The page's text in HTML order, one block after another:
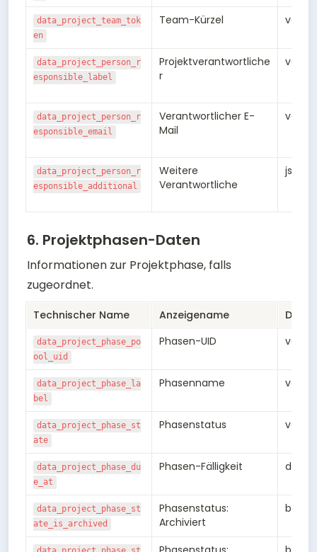
data_project_team_tok
en
Team-Kürzel
data_project_person_r
esponsible_label
Projektverantwortliche
r
data_project_person_r
esponsible_email
Verantwortlicher E-
Mail
data_project_person_r
esponsible_additional
Weitere
Verantwortliche
jsonb
6. Projektphasen-Daten
Informationen zur Projektphase, falls
zugeordnet.
Technischer Name Anzeigename
data_project_phase_po
ool_uid
Phasen-UID
data_project_phase_la
bel
Phasenname
data_project_phase_st
ate
Phasenstatus
data_project_phase_du
e_at
Phasen-Fälligkeit date
data_project_phase_st
ate_is_archived
Phasenstatus:
Archiviert
bool